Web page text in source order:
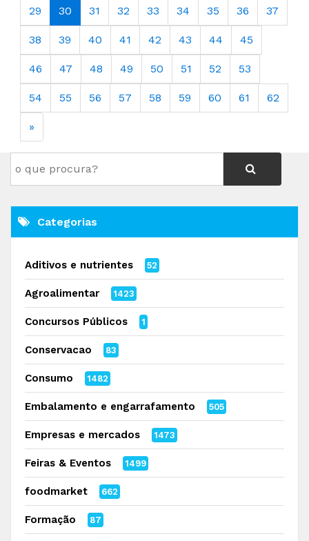
29 30 31 32 33 34 35 36 37
38 39 40 41 42 43 44 45
46 47 48 49 50 51 52 53
54 55 56 57 58 59 60 61 62
»
Categorias
Aditivos e nutrientes 52
Agroalimentar 1423
Concursos Públicos 1
Conservacao 83
Consumo 1482
Embalamento e engarrafamento 505
Empresas e mercados 1473
Feiras & Eventos 1499
foodmarket 662
Formação 87